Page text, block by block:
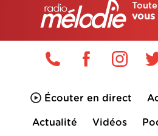
vous
Écouter en direct
Actualité Vidéos